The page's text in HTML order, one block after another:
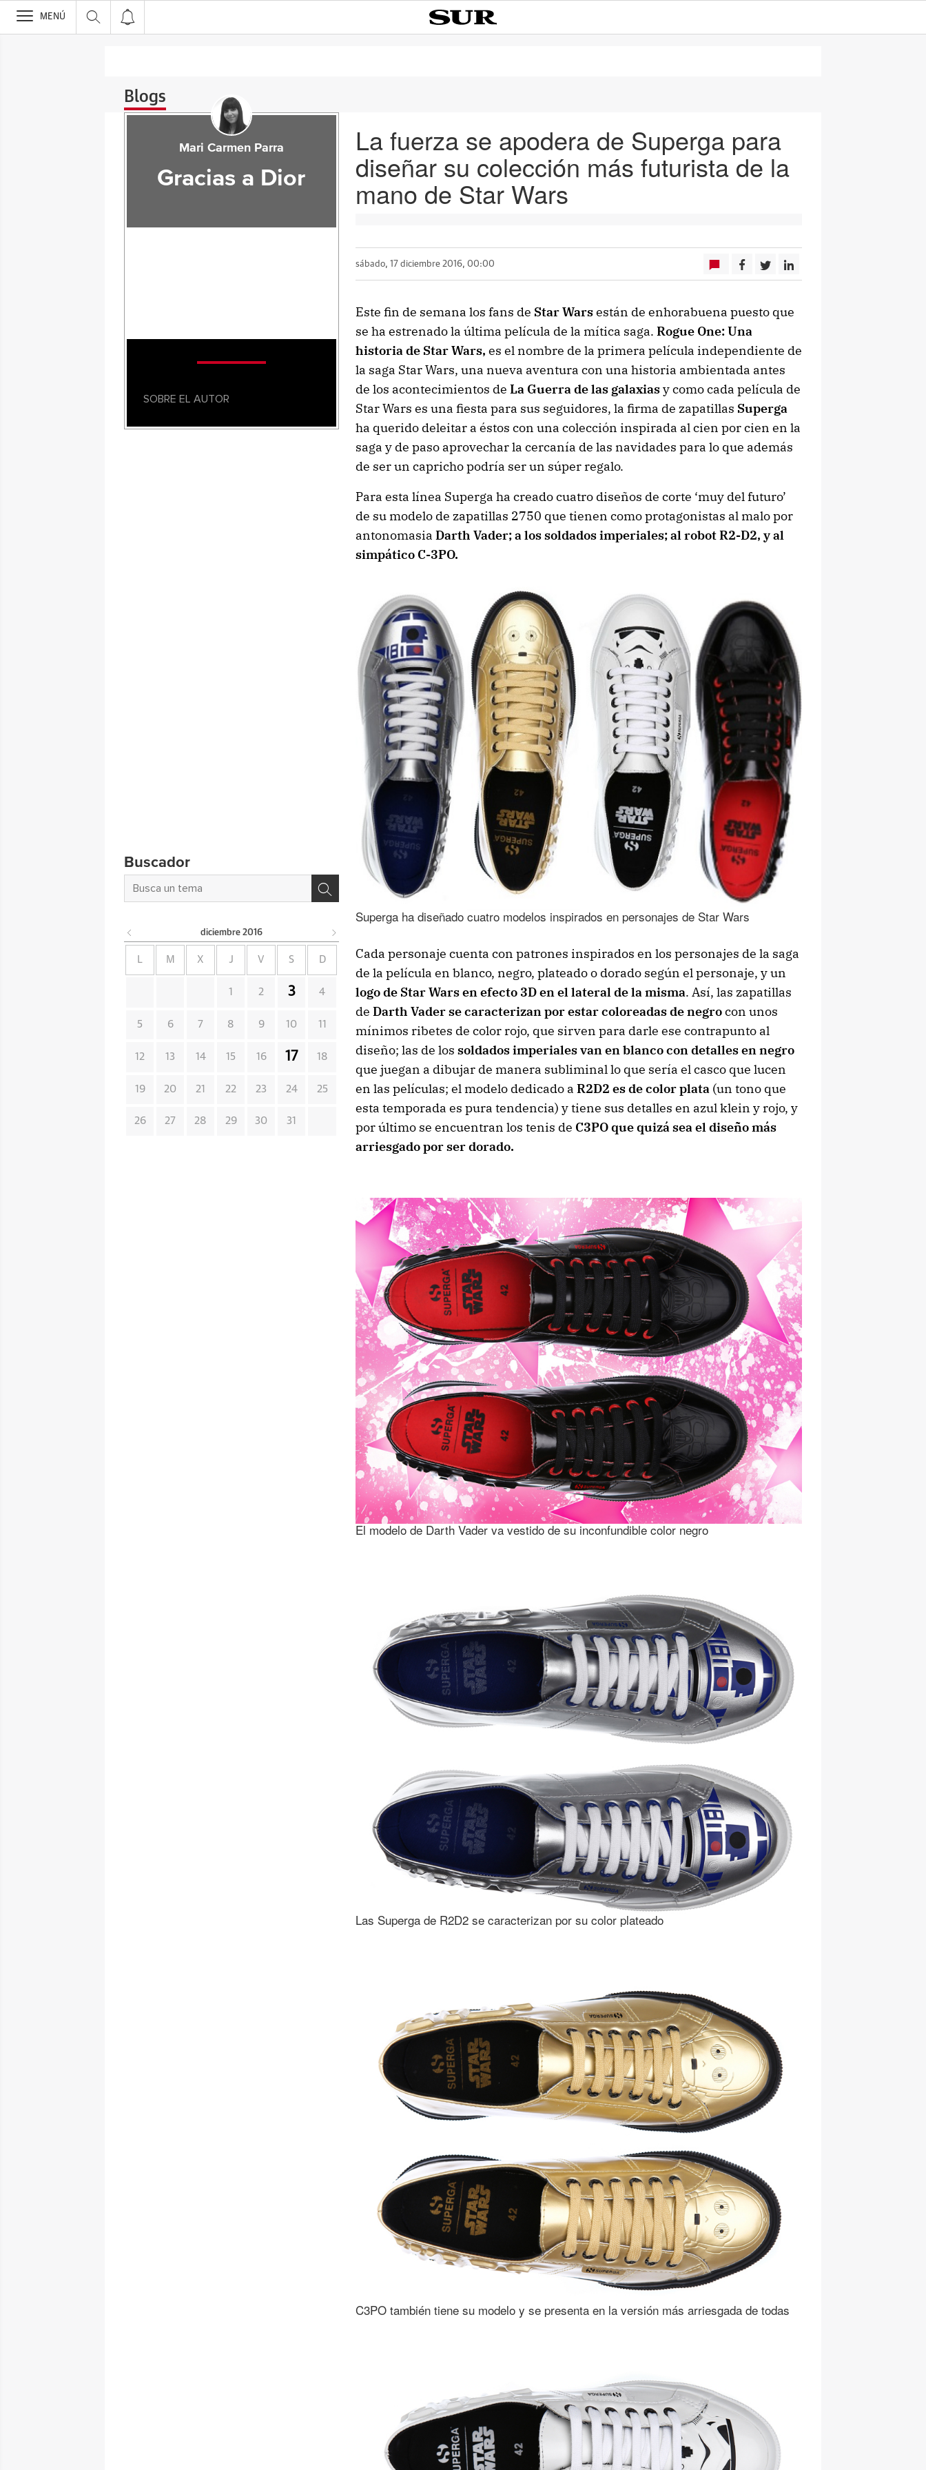
>
MENÚ
Blogs
La fuerza se apodera de Superga para
diseñar su colección más futurista de la
mano de Star Wars
sábado, 17 diciembre 2016, 00:00
Este fin de semana los fans de Star Warsestán de enhorabuena puesto que
se ha estrenado la última película de la mítica saga. Rogue One: Una
historia de Star Wars, es el nombre de la primera película independiente de
la saga Star Wars, una nueva aventura con una historia ambientada antes
de los acontecimientos de La Guerra de las galaxiasy como cada película de
Star Wars es una fiesta para sus seguidores, la firma de zapatillas Superga
ha querido deleitar a éstos con una colección inspirada al cien por cien en la
saga y de paso aprovechar la cercanía de las navidades para lo que además
de ser un capricho podría ser un súper regalo.
Para esta línea Superga ha creado cuatro diseños de corte ‘muy del futuro’
de su modelo de zapatillas 2750 que tienen como protagonistas al malo por
antonomasia Darth Vader; a los soldados imperiales; al robot R2-D2, y al
simpático C-3PO.
Superga ha diseñado cuatro modelos inspirados en personajes de Star Wars
Cada personaje cuenta con patrones inspirados en los personajes de la saga
de la película en blanco, negro, plateado o dorado según el personaje, y un
logo de Star Wars en efecto 3D en el lateral de la misma. Así, las zapatillas
de Darth Vader se caracterizan por estar coloreadas de negrocon unos
mínimos ribetes de color rojo, que sirven para darle ese contrapunto al
diseño; las de los soldados imperiales van en blanco con detalles en negro
que juegan a dibujar de manera subliminal lo que sería el casco que lucen
en las películas; el modelo dedicado a R2D2 es de color plata(un tono que
esta temporada es pura tendencia) y tiene sus detalles en azul klein y rojo, y
por último se encuentran los tenis de C3PO que quizá sea el diseño más
arriesgado por ser dorado.
El modelo de Darth Vader va vestido de su inconfundible color negro
Las Superga de R2D2 se caracterizan por su color plateado
C3PO también tiene su modelo y se presenta en la versión más arriesgada de todas
Mari Carmen Parra
Gracias a Dior
SOBRE EL AUTOR
Buscador
diciembre 2016
L M X J V S D
1 2 3 4
5 6 7 8 9 10 11
12 13 14 15 16 17 18
19 20 21 22 23 24 25
26 27 28 29 30 31